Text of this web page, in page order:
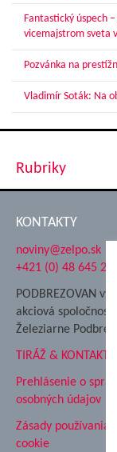
Fantastický úspech
vicemajstrom sveta
Pozvánka na
Vladimír Soták: Na
Rubriky
KONTAKTY
noviny@zelpo.sk
+421 (0) 48 645
PODBREZOVAN
akciová spoločnosť
Železiarne
TIRÁŽ & KONTAKT
Prehlásenie o
osobných údajov
Zásady používania
cookie